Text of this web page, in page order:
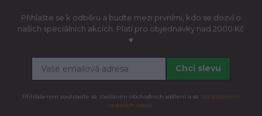
Přihlašte se k odběru a buďte mezi prvními, kdo se dozví o
našich speciálních akcích. Platí pro objednávky nad 2000 Kč
♥
Chci slevu
Přihlášením souhlasíte se zasíláním obchodních sdělení a se zpracováním
osobních údajů.